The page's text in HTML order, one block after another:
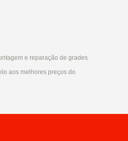
e reparação de grades
aos melhores preços do